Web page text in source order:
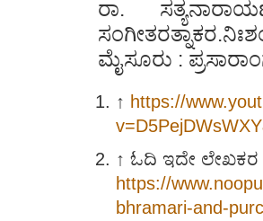
ರಾ.
ಮೈಸೂರು :
↑ https://
↑ ಓದಿ ಇದೇ ಲೇಖಕರ
https://
bhramari-and-